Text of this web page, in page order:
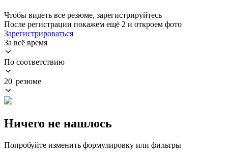
Чтобы видеть все резюме, зарегистрируйтесь
После регистрации покажем ещё 2 и откроем фото
Зарегистрироваться
За всё время
По соответствию
20 резюме
Ничего не нашлось
Попробуйте изменить формулировку или фильтры